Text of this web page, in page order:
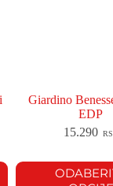
Giardino
EDP
15.290